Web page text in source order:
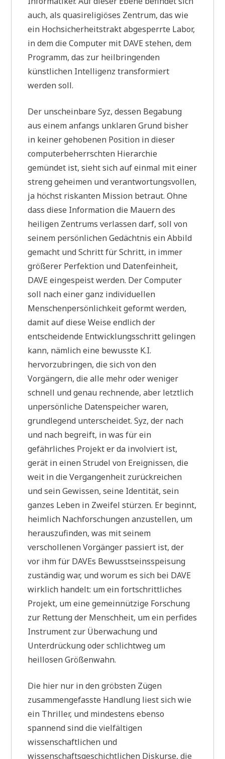
auch, als quasireligiöses Zentrum, das wie
ein Hochsicherheitstrakt abgesperrte Labor,
in dem die Computer mit DAVE stehen, dem
Programm, das zur heilbringenden
künstlichen Intelligenz transformiert
werden soll.
Der unscheinbare Syz, dessen Begabung
aus einem anfangs unklaren Grund bisher
in keiner gehobenen Position in dieser
computerbeherrschten Hierarchie
gemündet ist, sieht sich auf einmal mit einer
streng geheimen und verantwortungsvollen,
ja höchst riskanten Mission betraut. Ohne
dass diese Information die Mauern des
heiligen Zentrums verlassen darf, soll von
seinem persönlichen Gedächtnis ein Abbild
gemacht und Schritt für Schritt, in immer
größerer Perfektion und Datenfeinheit,
DAVE eingespeist werden. Der Computer
soll nach einer ganz individuellen
Menschenpersönlichkeit geformt werden,
damit auf diese Weise endlich der
entscheidende Entwicklungsschritt gelingen
kann, nämlich eine bewusste K.I.
hervorzubringen, die sich von den
Vorgängern, die alle mehr oder weniger
schnell und genau rechnende, aber letztlich
unpersönliche Datenspeicher waren,
grundlegend unterscheidet. Syz, der nach
und nach begreift, in was für ein
gefährliches Projekt er da involviert ist,
gerät in einen Strudel von Ereignissen, die
weit in die Vergangenheit zurückreichen
und sein Gewissen, seine Identität, sein
ganzes Leben in Zweifel stürzen. Er beginnt,
heimlich Nachforschungen anzustellen, um
herauszufinden, was mit seinem
verschollenen Vorgänger passiert ist, der
vor ihm für DAVEs Bewusstseinsspeisung
zuständig war, und worum es sich bei DAVE
wirklich handelt: um ein fortschrittliches
Projekt, um eine gemeinnützige Forschung
zur Rettung der Menschheit, um ein perfides
Instrument zur Überwachung und
Unterdrückung oder schlichtweg um
heillosen Größenwahn.
Die hier nur in den gröbsten Zügen
zusammengefasste Handlung liest sich wie
ein Thriller, und mindestens ebenso
spannend sind die vielfältigen
wissenschaftlichen und
wissenschaftsgeschichtlichen Diskurse, die